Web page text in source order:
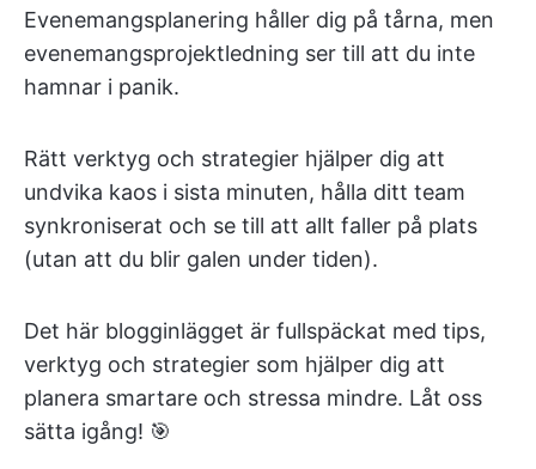
Evenemangsplanering håller dig på tårna, men
evenemangsprojektledning ser till att du inte
hamnar i panik.
Rätt verktyg och strategier hjälper dig att
undvika kaos i sista minuten, hålla ditt team
synkroniserat och se till att allt faller på plats
(utan att du blir galen under tiden).
Det här blogginlägget är fullspäckat med tips,
verktyg och strategier som hjälper dig att
planera smartare och stressa mindre. Låt oss
sätta igång! 🎯